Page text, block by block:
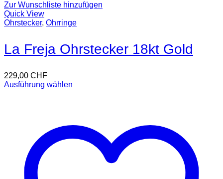
Zur Wunschliste hinzufügen
Quick View
Ohrstecker, Ohrringe
La Freja Ohrstecker 18kt Gold
229,00 CHF
Ausführung wählen